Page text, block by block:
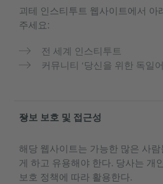
괴테 인스티투트 웹사이트에서 아
주세요:
전 세계 인스티투트
커뮤니티 ‘당신을 위한 독일어
정보 보호 및 접근성
해당 웹사이트는 가능한 많은 사
게 하고 유용해야 한다. 당사는 개
보호 정책에 따라 활용한다.